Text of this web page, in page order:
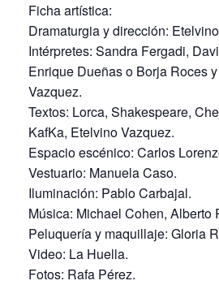
Ficha artística:
Dramaturgia y dirección:
Intérpretes: Sandra Fergadi,
Enrique Dueñas o Borja Roces
Vazquez.
Textos: Lorca, Shakespeare,
KafKa, Etelvino Vazquez.
Espacio escénico: Carlos
Vestuario: Manuela Caso.
Iluminación: Pablo Carbajal.
Música: Michael Cohen, Alberto
Peluquería y maquillaje: Gloria
Video: La Huella.
Fotos: Rafa Pérez.